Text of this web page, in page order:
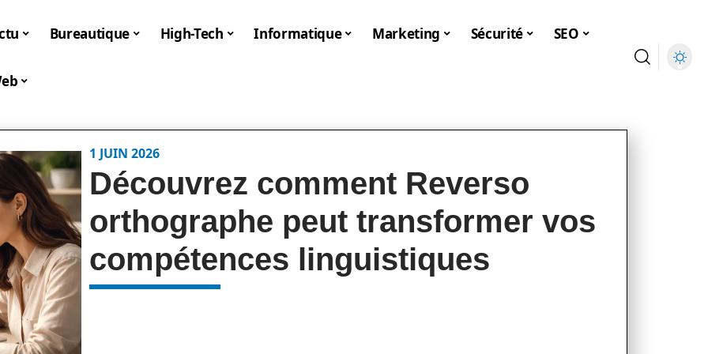
Bureautique High-Tech Informatique Marketing Sécurité SEO
1 JUIN 2026
Découvrez comment Reverso
orthographe peut transformer vos
compétences linguistiques